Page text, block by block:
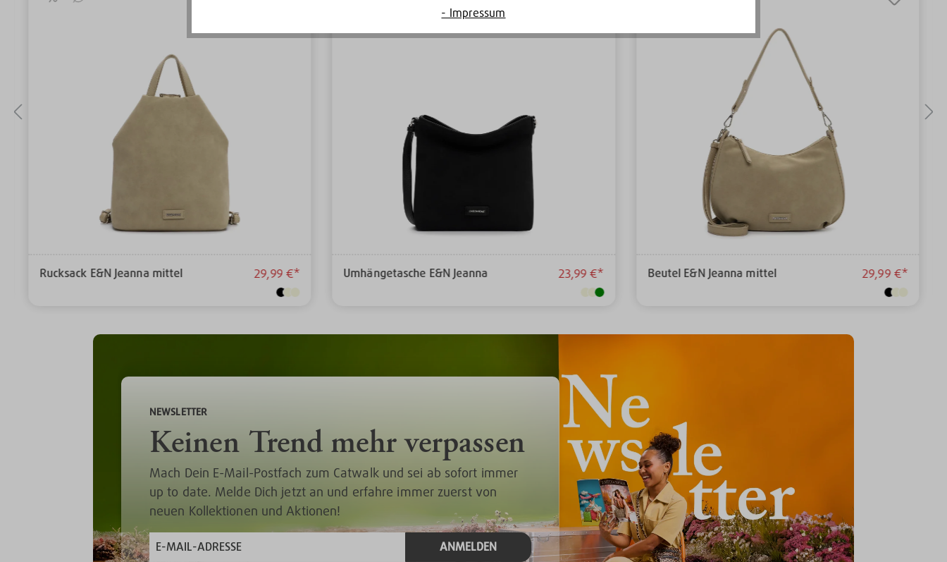
Rucksack E&N Jeanna mittel 29,99 €* Umhängetasche E&N Jeanna 23,99 €* Beutel E&N Jeanna mittel 29,99 €*
NEWSLETTER
Keinen Trend mehr verpassen
Mach Dein E-Mail-Postfach zum Catwalk und sei ab sofort immer
up to date. Melde Dich jetzt an und erfahre immer zuerst von
neuen Kollektionen und Aktionen!
ANMELDEN
- Impressum